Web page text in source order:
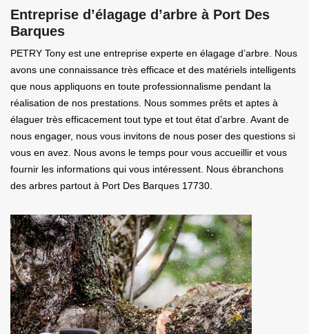
Entreprise d’élagage d’arbre à Port Des
Barques
PETRY Tony est une entreprise experte en élagage d’arbre. Nous
avons une connaissance très efficace et des matériels intelligents
que nous appliquons en toute professionnalisme pendant la
réalisation de nos prestations. Nous sommes prêts et aptes à
élaguer très efficacement tout type et tout état d’arbre. Avant de
nous engager, nous vous invitons de nous poser des questions si
vous en avez. Nous avons le temps pour vous accueillir et vous
fournir les informations qui vous intéressent. Nous ébranchons
des arbres partout à Port Des Barques 17730.